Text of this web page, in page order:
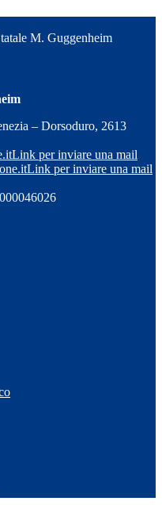
M. Guggenheim
– Dorsoduro, 2613
Link per inviare una mail
Link per inviare una mail